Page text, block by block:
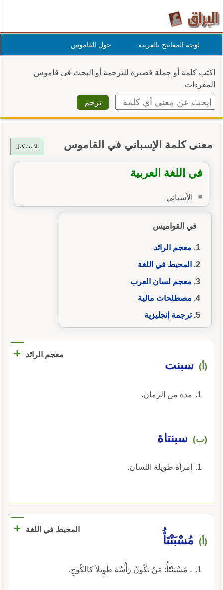
لوحة المفاتيح بالعربية حول القاموس
اكتب كلمة أو جملة قصيرة للترجمة أو البحث في قاموس
المفردات
بلا تشكيل معنى كلمة الإسباني في القاموس
في اللغة العربية
الأسباني
في القواميس
معجم الرائد
المحيط في اللغة
معجم لسان العرب
مصطلحات مالية
ترجمة إنجليزية
معجم الرائد +
(أ) سبنت
مدة من الزمان.
(ب) سبنتاة
إمرأة طويلة اللسان.
المحيط في اللغة +
(أ) مُسْبَنْتَأُ
ـ مُسْبَنْتَأُ: مَنْ يَكُونُ رَأْسُهُ طَوِيلاً كالكُوخِ.